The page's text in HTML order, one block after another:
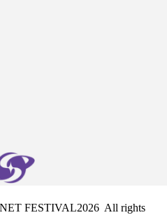
FESTIVAL2026 All rights